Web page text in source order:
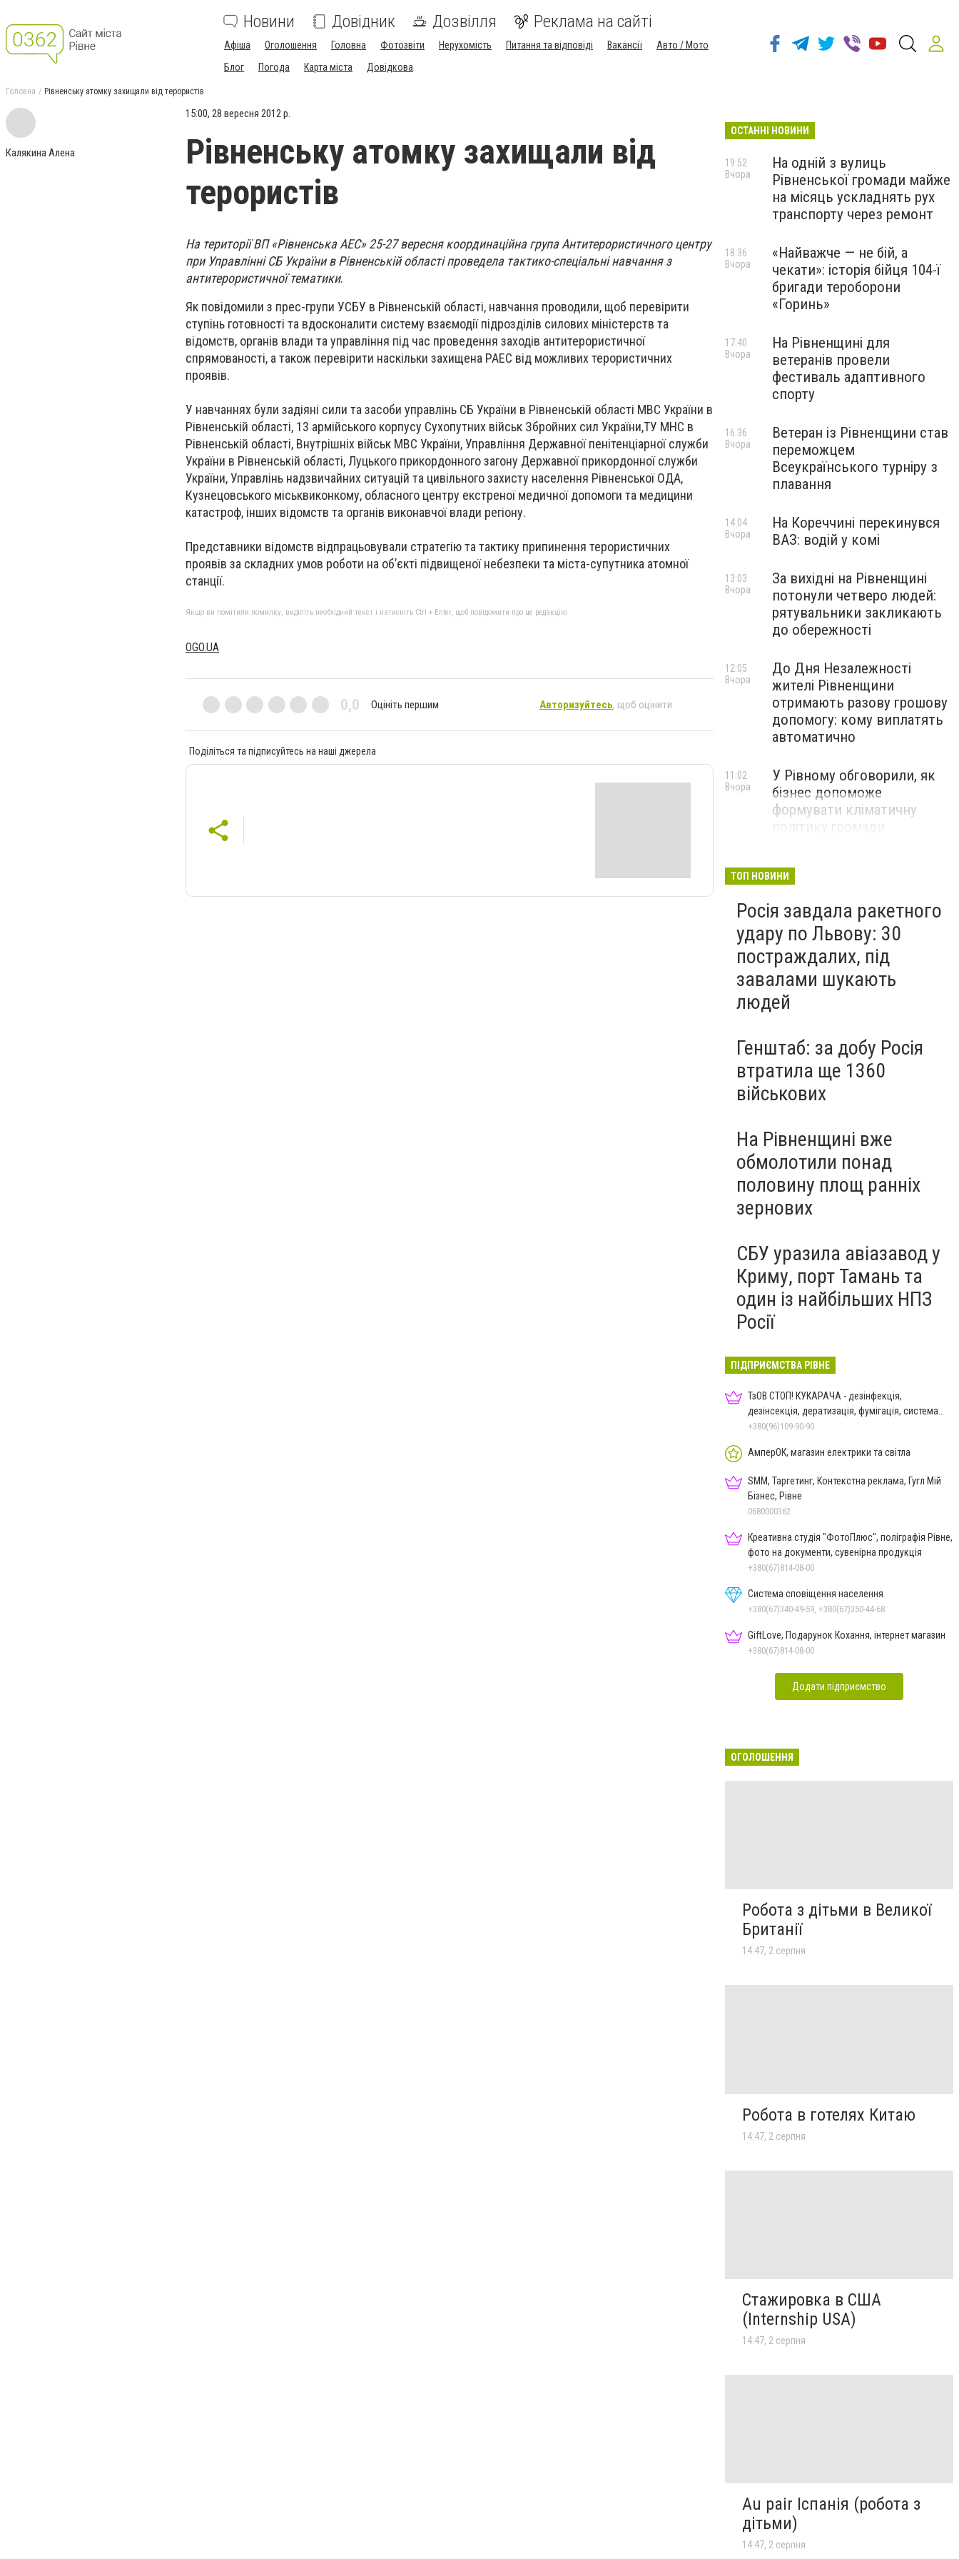
Новини Довідник Дозвілля Реклама на сайті
Афіша Оголошення Головна Фотозвіти Нерухомість Питання та відповіді Вакансії
Авто / Мото
Блог
Погода Карта міста Довідкова
Головна Рівненську атомку захищали від терористів
Калякина Алена
15:00, 28 вересня 2012 р.
Рівненську атомку захищали від
терористів
На території ВП «Рівненська АЕС» 25-27 вересня координаційна група Антитерористичного центру
при Управлінні СБ України в Рівненській області проведела тактико-спеціальні навчання з
антитерористичної тематики.
Як повідомили з прес-групи УСБУ в Рівненській області, навчання проводили, щоб перевірити
ступінь готовності та вдосконалити систему взаємодії підрозділів силових міністерств та
відомств, органів влади та управління під час проведення заходів антитерористичної
спрямованості, а також перевірити наскільки захищена РАЕС від можливих терористичних
проявів.
У навчаннях були задіяні сили та засоби управлінь СБ України в Рівненській області МВС України в
Рівненській області, 13 армійського корпусу Сухопутних військ Збройних сил України,ТУ МНС в
Рівненській області, Внутрішніх військ МВС України, Управління Державної пенітенціарної служби
України в Рівненській області, Луцького прикордонного загону Державної прикордонної служби
України, Управлінь надзвичайних ситуацій та цивільного захисту населення Рівненської ОДА,
Кузнецовського міськвиконкому, обласного центру екстреної медичної допомоги та медицини
катастроф, інших відомств та органів виконавчої влади регіону.
Представники відомств відпрацьовували стратегію та тактику припинення терористичних
проявів за складних умов роботи на об’єкті підвищеної небезпеки та міста-супутника атомної
станції.
Якщо ви помітили помилку, виділіть необхідний текст і натисніть Ctrl + Enter, щоб повідомити про це редакцію
OGO.UA
0,0 Оцініть першим Авторизуйтесь, щоб оцінити
Поділіться та підписуйтесь на наші джерела
ОСТАННІ НОВИНИ
На одній з вулиць
Рівненської громади майже
на місяць ускладнять рух
транспорту через ремонт
19:52
Вчора
«Найважче — не бій, а
чекати»: історія бійця 104-ї
бригади тероборони
«Горинь»
18:36
Вчора
На Рівненщині для
ветеранів провели
фестиваль адаптивного
спорту
17:40
Вчора
Ветеран із Рівненщини став
переможцем
Всеукраїнського турніру з
плавання
16:36
Вчора
На Кореччині перекинувся
ВАЗ: водій у комі
14:04
Вчора
За вихідні на Рівненщині
потонули четверо людей:
рятувальники закликають
до обережності
13:03
Вчора
До Дня Незалежності
жителі Рівненщини
отримають разову грошову
допомогу: кому виплатять
автоматично
12:05
Вчора
У Рівному обговорили, як
бізнес допоможе
формувати кліматичну
11:02
Вчора
ТОП НОВИНИ
Росія завдала ракетного
удару по Львову: 30
постраждалих, під
завалами шукають
людей
Генштаб: за добу Росія
втратила ще 1360
військових
На Рівненщині вже
обмолотили понад
половину площ ранніх
зернових
СБУ уразила авіазавод у
Криму, порт Тамань та
один із найбільших НПЗ
Росії
ПІДПРИЄМСТВА РІВНЕ
ТзОВ СТОП! КУКАРАЧА - дезінфекція,
дезінсекція, дератизація, фумігація, система
HACCP
+380(96)109-90-90
АмперОК, магазин електрики та світла
SMM, Таргетинг, Контекстна реклама, Гугл Мій
Бізнес, Рівне
0680000362
Креативна студія "ФотоПлюс", поліграфія Рівне,
фото на документи, сувенірна продукція
+380(67)814-08-00
Система сповіщення населення
+380(67)340-49-59, +380(67)350-44-68
GiftLove, Подарунок Кохання, інтернет магазин
+380(67)814-08-00
Додати підприємство
ОГОЛОШЕННЯ
Робота з дітьми в Великої
Британії
14:47, 2 серпня
Робота в готелях Китаю
14:47, 2 серпня
Стажировка в США
(Internship USA)
14:47, 2 серпня
Au pair Іспанія (робота з
дітьми)
14:47, 2 серпня